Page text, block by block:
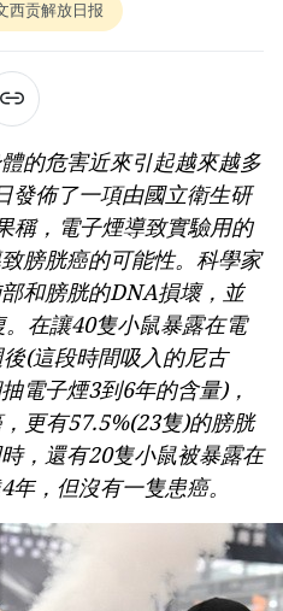
西贡解放日报
的危害近來引起越來越多
發佈了一項由國立衛生研
稱，電子煙導致實驗用的
膀胱癌的可能性。科學家
和膀胱的DNA損壞，並
在讓40隻小鼠暴露在電
(這段時間吸入的尼古
電子煙3到6年的含量)，
更有57.5%(23隻)的膀胱
，還有20隻小鼠被暴露在
，但沒有一隻患癌。